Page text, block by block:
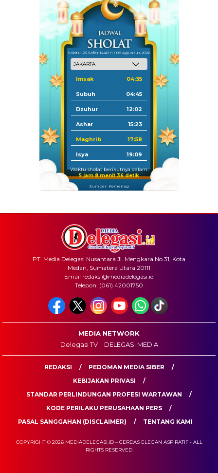
Sabtu, 23 Safar 1448 H / 08 Agustus 2026
Imsak 04:35
Subuh 04:45
Dzuhur 12:02
Ashar 15:23
Maghrib 17:58
Isya 19:09
Waktu sholat berikutnya dalam:
5 jam 8 menit 36 detik
Sumber: Kemenag
PT. Media Delegasi Nusantara Jl. Mengkara No.31, Kota
Medan, Sumatera Utara 20111
Email redaksi@mediadelegasi.id
Telepon: (061) 42001750
MEDIA NETWORK
Delegasi TV
DELEGASI MEDIA
REDAKSI
PEDOMAN MEDIA SIBER
KEBIJAKAN PRIVASI
STANDAR PERLINDUNGAN PROFESI WARTAWAN
KODE PERILAKU PERUSAHAAN PERS
PASAL SANGGAHAN (DISCLAIMER)
TENTANG KAMI
COPYRIGHT © 2026 MEDIADELEGASI.ID – CERDAS ELEGAN ASPIRATIF - ALL
RIGHTS RESERVED